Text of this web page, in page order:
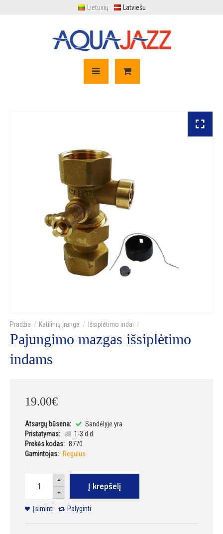
Lietuvių Latviešu
Katilinių įranga Išsiplėtimo indai
Pajungimo mazgas išsiplėtimo
indams
19.00€
Atsargų būsena:
Sandėlyje yra
Pristatymas:
1-3 d.d.
Prekės kodas: 8770
Gamintojas:
Regulus
Į krepšelį
Įsiminti Palyginti